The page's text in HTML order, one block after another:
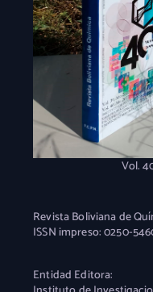
Vol.
Revista Boliviana de
ISSN impreso: 0250-
Entidad Editora: